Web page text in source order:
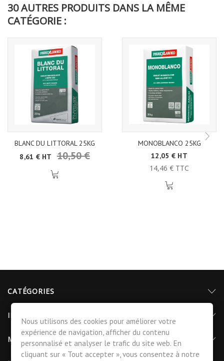
30 AUTRES PRODUITS DANS LA MÊME
CATÉGORIE :
BLANC DU LITTORAL 25KG
8,61 € HT
10,50 €
MONOBLANCO 25KG
12,05 € HT
14,46 € TTC
CATÉGORIES
INFORMATIONS
MON COMPTE
Nous utilisons des cookies pour améliorer votre
expérience de navigation, afficher du contenu
personnalisé et analyser le trafic du site web. En
cliquant sur « Tout accepter », vous consentez à notre